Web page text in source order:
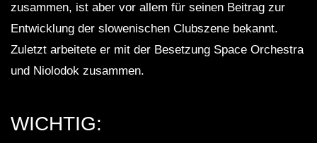
zusammen, ist aber vor allem für seinen Beitrag zur
Entwicklung der slowenischen Clubszene bekannt.
Zuletzt arbeitete er mit der Besetzung Space Orchestra
und Niolodok zusammen.
WICHTIG: